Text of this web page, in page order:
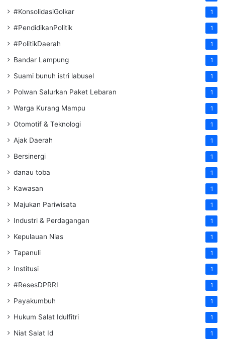
#KonsolidasiGolkar 1
#PendidikanPolitik 1
#PolitikDaerah 1
Bandar Lampung 1
Suami bunuh istri labusel 1
Polwan Salurkan Paket Lebaran 1
Warga Kurang Mampu 1
Otomotif & Teknologi 1
Ajak Daerah 1
Bersinergi 1
danau toba 1
Kawasan 1
Majukan Pariwisata 1
Industri & Perdagangan 1
Kepulauan Nias 1
Tapanuli 1
Institusi 1
#ResesDPRRI 1
Payakumbuh 1
Hukum Salat Idulfitri 1
Niat Salat Id 1